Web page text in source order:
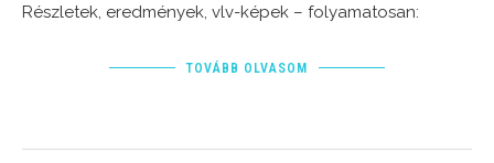
Részletek, eredmények, vlv-képek – folyamatosan:
TOVÁBB OLVASOM